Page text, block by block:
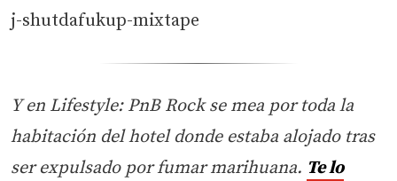
j-shutdafukup-mixtape
Y en Lifestyle: PnB Rock se mea por toda la
habitación del hotel donde estaba alojado tras
ser expulsado por fumar marihuana. Te lo